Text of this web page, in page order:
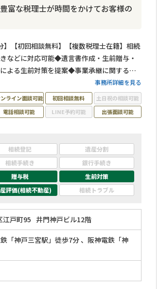
富な税理士が時間をかけてお客様の
】【初回相談無料】【複数税理士在籍】相続
などに対応可能◆遺言書作成・生前贈与・
よる生前対策を提案◆事業承継に関するサ
人おひとりのお悩みに寄り添った提案が得
タッフが在籍しており相続専門部署があり
のことなら税理士法人FLAPにお任せくださ
事務所詳細を見る
ライン面談可能 初回相談無料
土日祝の相談可能
電話相談可能 LINE予約可能 出張面談可能
相続登記
遺産分割
相続手続き
銀行手続き
贈与税
生前対策
評価(相続不動産) 相続トラブル
江戸町95 井門神戸ビル12階
「神戸三宮駅」徒歩7分 、阪神電鉄「神